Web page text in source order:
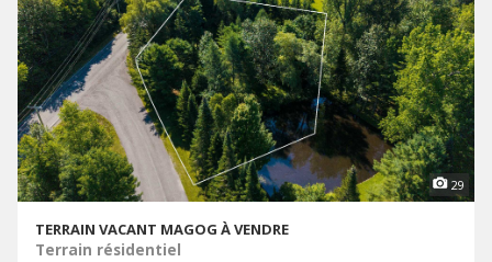
29
TERRAIN VACANT MAGOG À VENDRE
Terrain résidentiel